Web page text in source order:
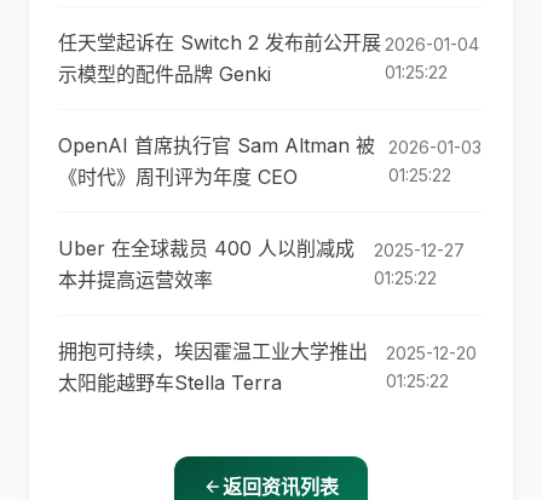
任天堂起诉在 Switch 2 发布前公开展
示模型的配件品牌 Genki
2026-01-04
01:25:22
OpenAI 首席执行官 Sam Altman 被
《时代》周刊评为年度 CEO
2026-01-03
01:25:22
Uber 在全球裁员 400 人以削减成
本并提高运营效率
2025-12-27
01:25:22
拥抱可持续，埃因霍温工业大学推出
太阳能越野车Stella Terra
2025-12-20
01:25:22
返回资讯列表